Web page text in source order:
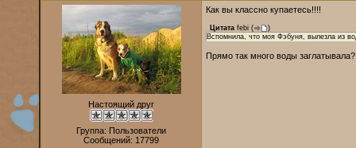
Настоящий друг
Группа: Пользователи
Сообщений: 17799
Как вы классно купаетесь!!!!
Цитата febi (
)
Вспомнила, что моя Фэбуня, вылезла из
Прямо так много воды